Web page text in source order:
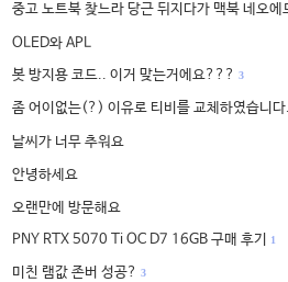
중고 노트북 찾느라 당근 뒤지다가 맥북 네오
OLED와 APL
봇 방지용 코드.. 이거 맞는거에요??? 3
좀 어이없는(?) 이유로 티비를 교체하였습니다.
날씨가 너무 추워요
안녕하세요
오랜만에 방문해요
PNY RTX 5070 Ti OC D7 16GB 구매 후기 1
미친 램값 존버 성공? 3